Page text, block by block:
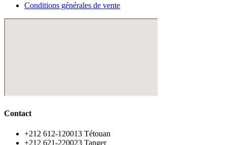
Conditions générales de vente
Contact
‪+212 612-120013 Tétouan
‪+212 621-220023 Tanger